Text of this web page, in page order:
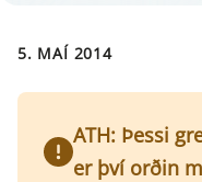
5. MAÍ 2014
ATH: Þessi
er því orðin